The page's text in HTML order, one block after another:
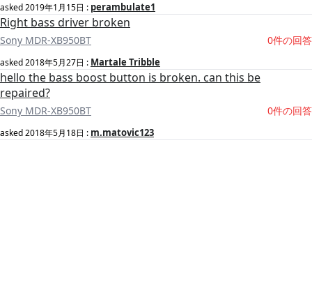
asked2019年1月15日 : perambulate1
Right bass driver broken
Sony MDR-XB950BT 0件の回答
asked2018年5月27日 : Martale Tribble
hello the bass boost button is broken. can this be
repaired?
Sony MDR-XB950BT 0件の回答
asked2018年5月18日 : m.matovic123